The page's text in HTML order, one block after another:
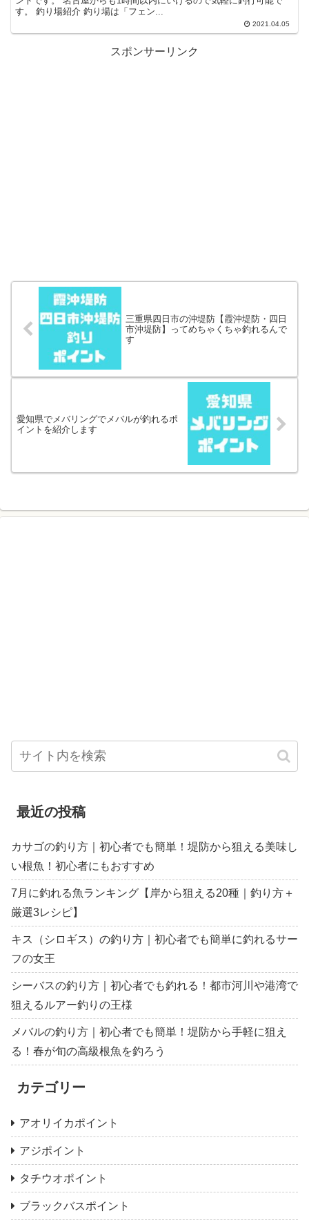
す。 釣り場紹介 釣り場は「フェン...
2021.04.05
スポンサーリンク
三重県四日市の沖堤防【霞沖堤防・四日
市沖堤防】ってめちゃくちゃ釣れるんで
す
愛知県でメバリングでメバルが釣れるポ
イントを紹介します
最近の投稿
カサゴの釣り方｜初心者でも簡単！堤防から狙える美味し
い根魚！初心者にもおすすめ
7月に釣れる魚ランキング【岸から狙える20種｜釣り方＋
厳選3レシピ】
キス（シロギス）の釣り方｜初心者でも簡単に釣れるサー
フの女王
シーバスの釣り方｜初心者でも釣れる！都市河川や港湾で
狙えるルアー釣りの王様
メバルの釣り方｜初心者でも簡単！堤防から手軽に狙え
る！春が旬の高級根魚を釣ろう
カテゴリー
アオリイカポイント
アジポイント
タチウオポイント
ブラックバスポイント